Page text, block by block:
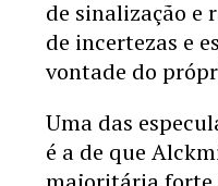
de sinalização e
de incertezas e
vontade do
Uma das
é a de que